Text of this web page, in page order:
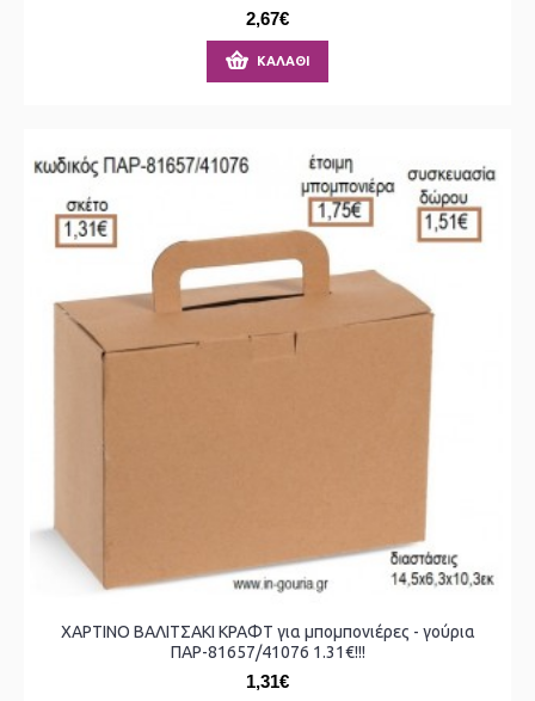
2,67€
ΚΑΛΆΘΙ
ΧΑΡΤΙΝΟ ΒΑΛΙΤΣΑΚΙ ΚΡΑΦΤ για μπομπονιέρες - γούρια
ΠΑΡ-81657/41076 1.31€!!!
1,31€